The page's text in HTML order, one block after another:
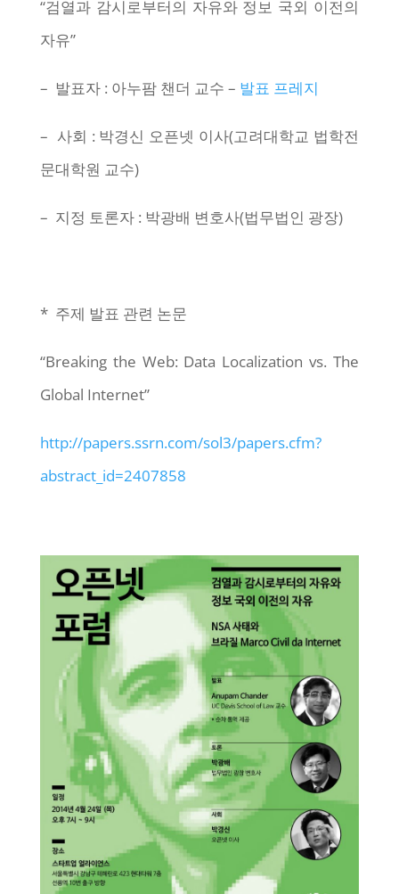
“검열과 감시로부터의 자유와 정보 국외 이전의
자유”
– 발표자 : 아누팜 챈더 교수 – 발표 프레지
– 사회 : 박경신 오픈넷 이사(고려대학교 법학전
문대학원 교수)
– 지정 토론자 : 박광배 변호사(법무법인 광장)
* 주제 발표 관련 논문
“Breaking the Web: Data Localization vs. The
Global Internet”
http://papers.ssrn.com/sol3/papers.cfm?
abstract_id=2407858